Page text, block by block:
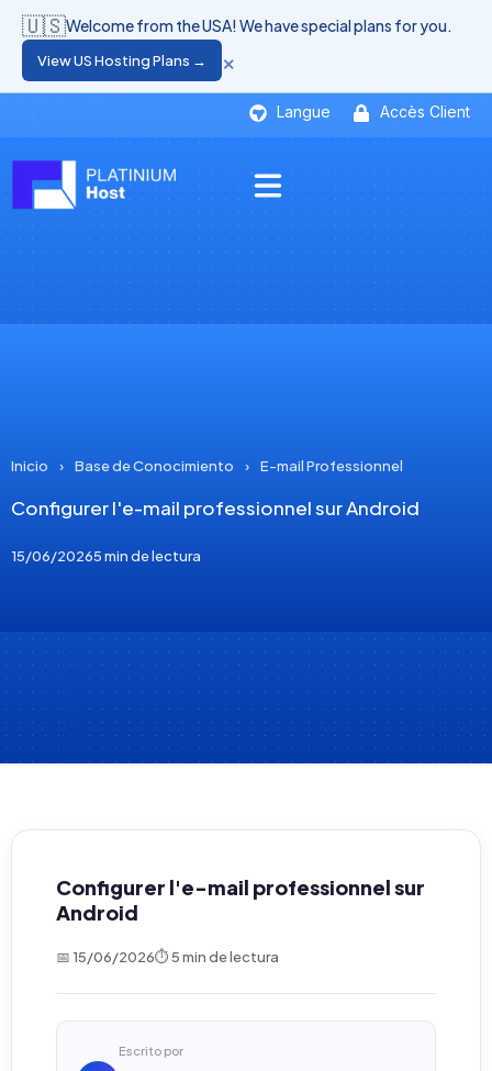
Langue Accès Client
🇺🇸Welcome from the USA! We have special plans for you.
View US Hosting Plans → ×
Inicio › Base de Conocimiento › E-mail Professionnel
Configurer l'e-mail professionnel sur Android
15/06/20265 min de lectura
Configurer l'e-mail professionnel sur
Android
📅 15/06/2026⏱ 5 min de lectura
Escrito por